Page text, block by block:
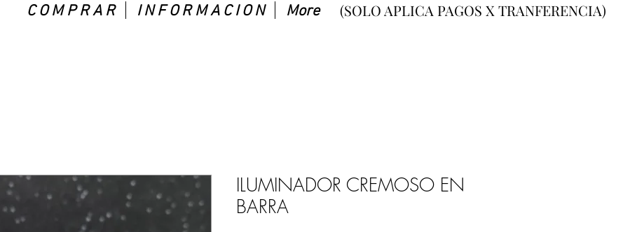
C O M P R A R I N F O R M A C I O N More (SOLO APLICA PAGOS X TRANFERENCIA)
ILUMINADOR CREMOSO EN
BARRA